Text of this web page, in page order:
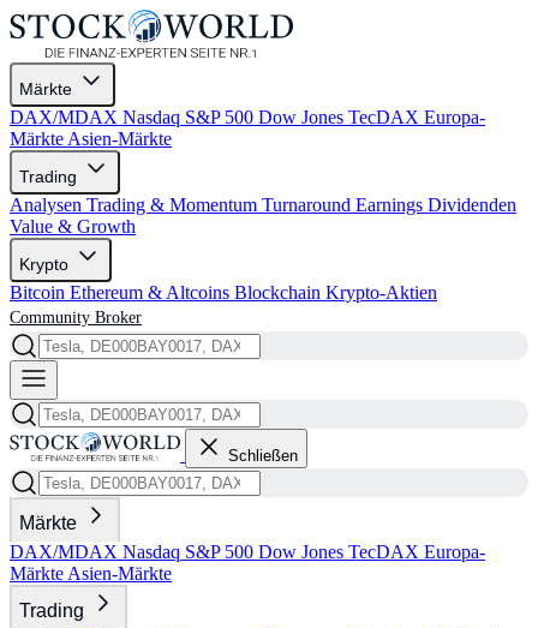
Märkte
DAX/MDAX Nasdaq S&P 500 Dow Jones TecDAX Europa-
Märkte Asien-Märkte
Trading
Analysen Trading & Momentum Turnaround Earnings Dividenden
Value & Growth
Krypto
Bitcoin Ethereum & Altcoins Blockchain Krypto-Aktien
Community Broker
Schließen
Märkte
DAX/MDAX Nasdaq S&P 500 Dow Jones TecDAX Europa-
Märkte Asien-Märkte
Trading